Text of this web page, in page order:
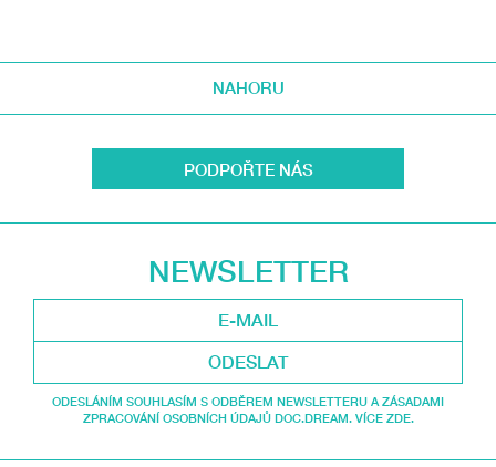
NAHORU
PODPOŘTE NÁS
NEWSLETTER
ODESLAT
ODESLÁNÍM SOUHLASÍM S ODBĚREM NEWSLETTERU A ZÁSADAMI
ZPRACOVÁNÍ OSOBNÍCH ÚDAJŮ DOC.DREAM. VÍCE ZDE.